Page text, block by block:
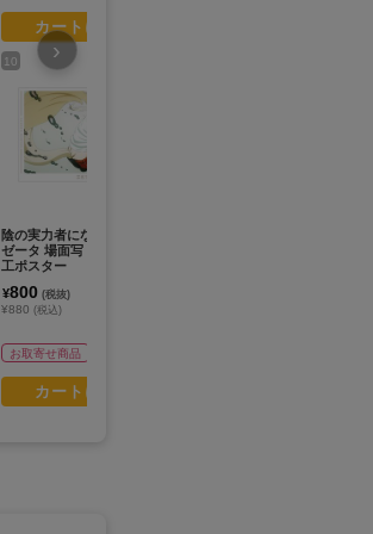
カートに追加
10
陰の実力者になりたくて！_
ゼータ 場面写 A3マット加
工ポスター
¥800 (税抜)
¥880 (税込)
お取寄せ商品
カートに追加
›